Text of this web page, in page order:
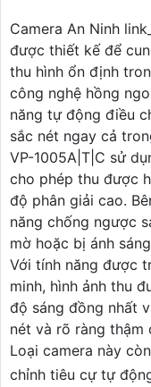
Camera An Ninh
được thiết kế để
thu hình ổn định
công nghệ hồng
năng tự động điều
sắc nét ngay cả
VP-1005A|T|C sử
cho phép thu được
độ phân giải cao.
năng chống ngược
mờ hoặc bị ánh
Với tính năng được
minh, hình ảnh thu
độ sáng đồng nhất
nét và rõ ràng thậm
Loại camera này
chỉnh tiêu cự tự